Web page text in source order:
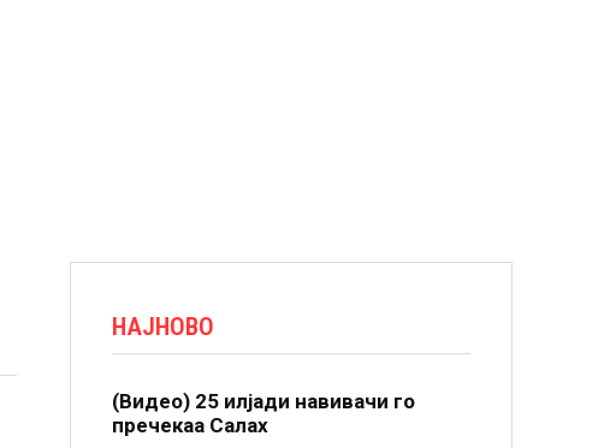
НАЈНОВО
(Видео) 25 илјади навивачи го
пречекаа Салах